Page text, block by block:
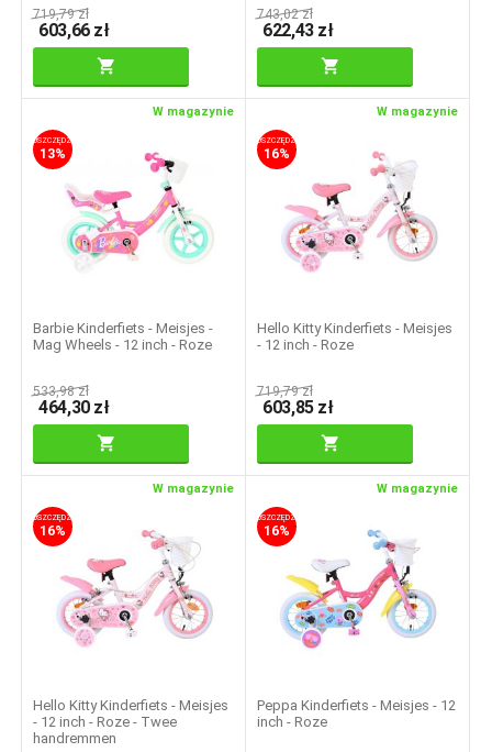
719,79 zł
603,66 zł
743,02 zł
622,43 zł
W magazynie
OSZCZĘDZASZ
13%
Barbie Kinderfiets - Meisjes -
Mag Wheels - 12 inch - Roze
533,98 zł
464,30 zł
W magazynie
OSZCZĘDZASZ
16%
Hello Kitty Kinderfiets - Meisjes
- 12 inch - Roze
719,79 zł
603,85 zł
W magazynie
OSZCZĘDZASZ
16%
Hello Kitty Kinderfiets - Meisjes
- 12 inch - Roze - Twee
handremmen
W magazynie
OSZCZĘDZASZ
16%
Peppa Kinderfiets - Meisjes - 12
inch - Roze